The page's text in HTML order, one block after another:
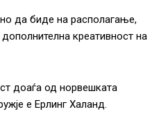
да биде на располагање,
креативност на
доаѓа од норвешката
е Ерлинг Халанд.